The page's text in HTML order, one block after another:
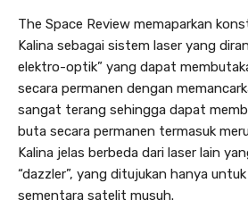
The Space Review memaparkan
Kalina sebagai sistem laser yang
elektro-optik” yang dapat
secara permanen dengan
sangat terang sehingga dapat
buta secara permanen termasuk
Kalina jelas berbeda dari laser lain
“dazzler”, yang ditujukan hanya
sementara satelit musuh.